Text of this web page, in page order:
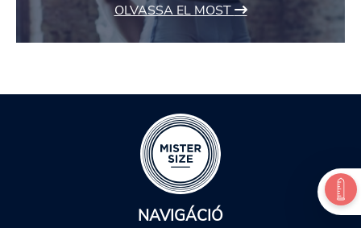
OLVASSA EL MOST
NAVIGÁCIÓ